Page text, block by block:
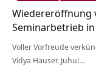
Wiedereröffnung
Seminarbetrieb
Voller Vorfreude
Vidya Häuser. Juhu!…